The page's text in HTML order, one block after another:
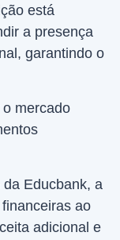
está
a presença
garantindo o
mercado
Educbank, a
ao
adicional e